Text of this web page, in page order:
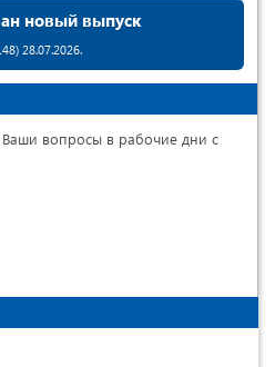
новый выпуск
28.07.2026.
вопросы в рабочие дни с